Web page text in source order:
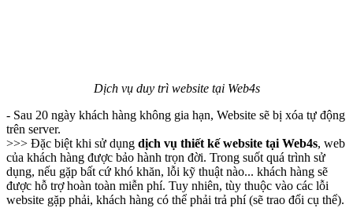
Dịch vụ duy trì website tại Web4s
- Sau 20 ngày khách hàng không gia hạn, Website sẽ bị xóa tự động
trên server.
>>> Đặc biệt khi sử dụng dịch vụ thiết kế website tại Web4s, web
của khách hàng được bảo hành trọn đời. Trong suốt quá trình sử
dụng, nếu gặp bất cứ khó khăn, lỗi kỹ thuật nào... khách hàng sẽ
được hỗ trợ hoàn toàn miễn phí. Tuy nhiên, tùy thuộc vào các lỗi
website gặp phải, khách hàng có thể phải trả phí (sẽ trao đổi cụ thể).